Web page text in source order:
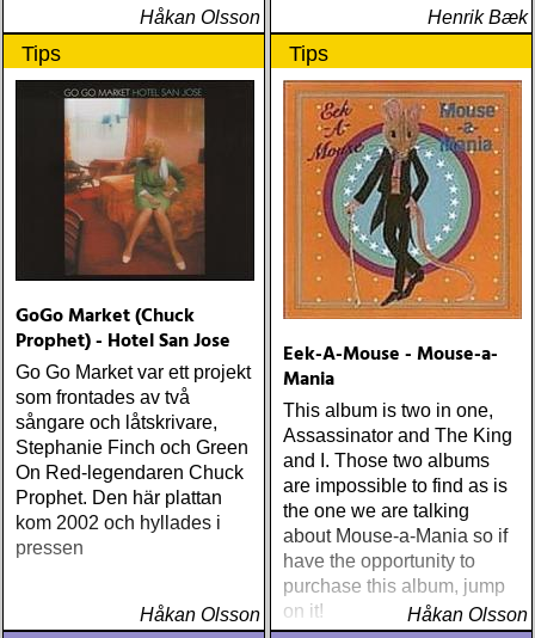
Håkan Olsson
Henrik Bæk
Tips
GoGo Market (Chuck
Prophet) - Hotel San Jose
Go Go Market var ett projekt
som frontades av två
sångare och låtskrivare,
Stephanie Finch och Green
On Red-legendaren Chuck
Prophet. Den här plattan
kom 2002 och hyllades i
pressen
Håkan Olsson
Tips
Eek-A-Mouse - Mouse-a-
Mania
This album is two in one,
Assassinator and The King
and I. Those two albums
are impossible to find as is
the one we are talking
about Mouse-a-Mania so if
have the opportunity to
purchase this album, jump
on it!
Håkan Olsson